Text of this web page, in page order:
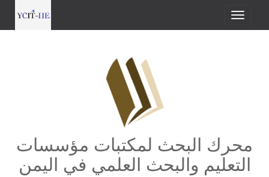
محرك البحث لمكتبات مؤسسات
التعليم والبحث العلمي في اليمن